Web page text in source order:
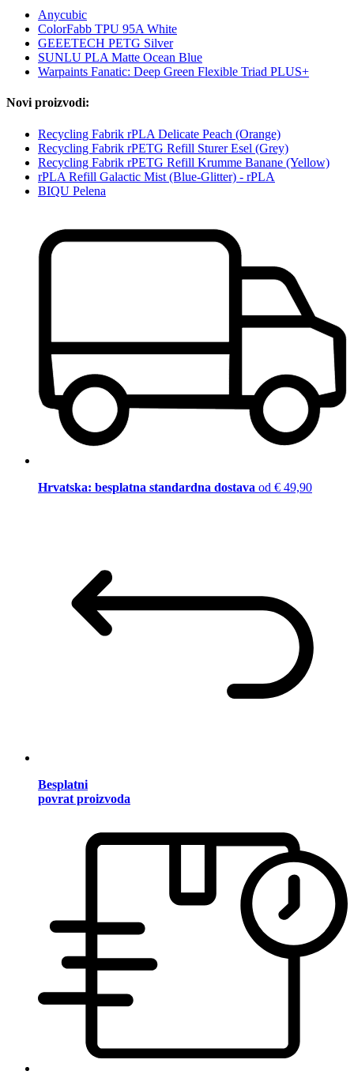
Anycubic
ColorFabb TPU 95A White
GEEETECH PETG Silver
SUNLU PLA Matte Ocean Blue
Warpaints Fanatic: Deep Green Flexible Triad PLUS+
Novi proizvodi:
Recycling Fabrik rPLA Delicate Peach (Orange)
Recycling Fabrik rPETG Refill Sturer Esel (Grey)
Recycling Fabrik rPETG Refill Krumme Banane (Yellow)
rPLA Refill Galactic Mist (Blue-Glitter) - rPLA
BIQU Pelena
Hrvatska: besplatna standardna dostava od € 49,90
Besplatni
povrat proizvoda